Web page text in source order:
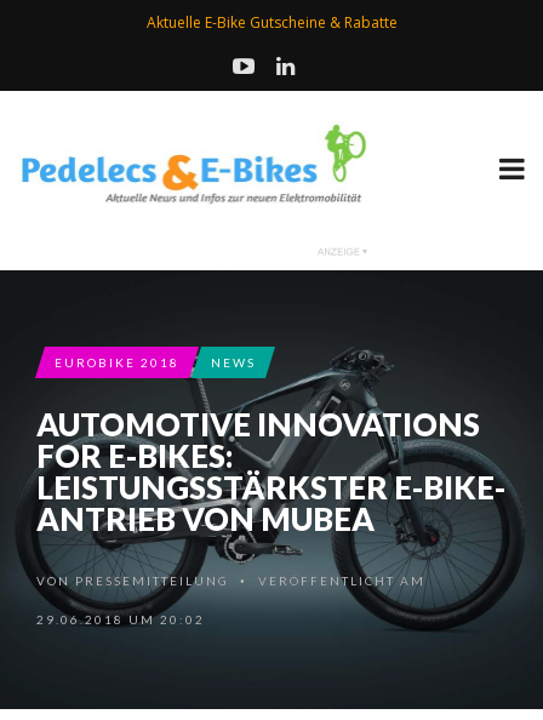
Aktuelle E-Bike Gutscheine & Rabatte
EUROBIKE 2018 NEWS
AUTOMOTIVE INNOVATIONS
FOR E-BIKES:
LEISTUNGSSTÄRKSTER E-BIKE-
ANTRIEB VON MUBEA
VON PRESSEMITTEILUNG • VERÖFFENTLICHT AM
29.06.2018 UM 20:02